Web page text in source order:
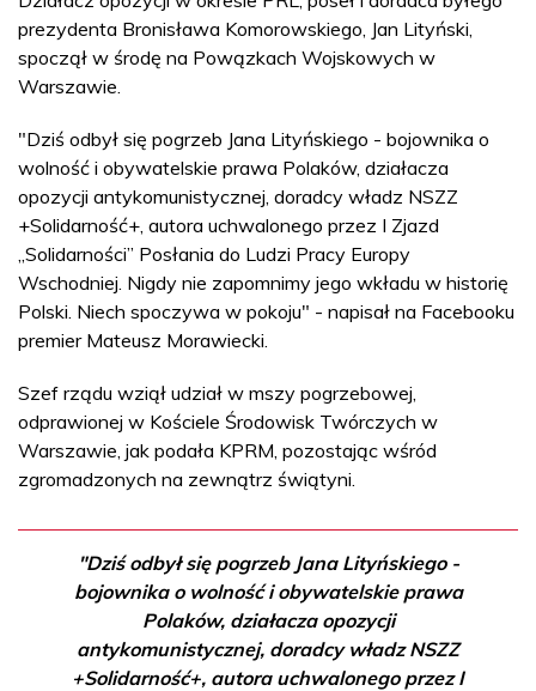
prezydenta Bronisława Komorowskiego, Jan Lityński,
spoczął w środę na Powązkach Wojskowych w
Warszawie.
"Dziś odbył się pogrzeb Jana Lityńskiego - bojownika o
wolność i obywatelskie prawa Polaków, działacza
opozycji antykomunistycznej, doradcy władz NSZZ
+Solidarność+, autora uchwalonego przez I Zjazd
„Solidarności” Posłania do Ludzi Pracy Europy
Wschodniej. Nigdy nie zapomnimy jego wkładu w historię
Polski. Niech spoczywa w pokoju" - napisał na Facebooku
premier Mateusz Morawiecki.
Szef rządu wziął udział w mszy pogrzebowej,
odprawionej w Kościele Środowisk Twórczych w
Warszawie, jak podała KPRM, pozostając wśród
zgromadzonych na zewnątrz świątyni.
"Dziś odbył się pogrzeb Jana Lityńskiego -
bojownika o wolność i obywatelskie prawa
Polaków, działacza opozycji
antykomunistycznej, doradcy władz NSZZ
+Solidarność+, autora uchwalonego przez I